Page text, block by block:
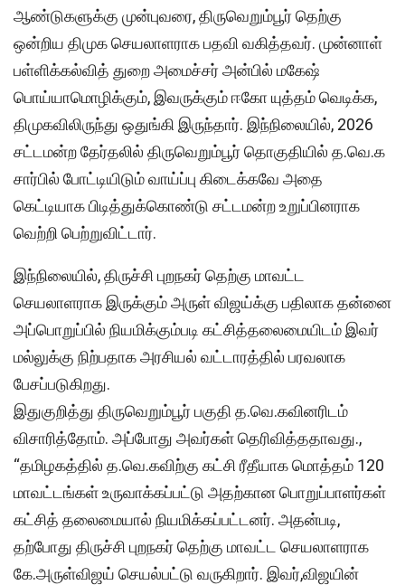
ஆண்டுகளுக்கு முன்புவரை, திருவெறும்பூர் தெற்கு
ஒன்றிய திமுக செயலாளராக பதவி வகித்தவர். முன்னாள்
பள்ளிக்கல்வித் துறை அமைச்சர் அன்பில் மகேஷ்
பொய்யாமொழிக்கும், இவருக்கும் ஈகோ யுத்தம் வெடிக்க,
திமுகவிலிருந்து ஒதுங்கி இருந்தார். இந்நிலையில், 2026
சட்டமன்ற தேர்தலில் திருவெறும்பூர் தொகுதியில் த.வெ.க
சார்பில் போட்டியிடும் வாய்ப்பு கிடைக்கவே அதை
கெட்டியாக பிடித்துக்கொண்டு சட்டமன்ற உறுப்பினராக
வெற்றி பெற்றுவிட்டார்.
இந்நிலையில், திருச்சி புறநகர் தெற்கு மாவட்ட
செயலாளராக இருக்கும் அருள் விஜய்க்கு பதிலாக தன்னை
அப்பொறுப்பில் நியமிக்கும்படி கட்சித்தலைமையிடம் இவர்
மல்லுக்கு நிற்பதாக அரசியல் வட்டாரத்தில் பரவலாக
பேசப்படுகிறது.
இதுகுறித்து திருவெறும்பூர் பகுதி த.வெ.கவினரிடம்
விசாரித்தோம். அப்போது அவர்கள் தெரிவித்ததாவது.,
“தமிழகத்தில் த.வெ.கவிற்கு கட்சி ரீதீயாக மொத்தம் 120
மாவட்டங்கள் உருவாக்கப்பட்டு அதற்கான பொறுப்பாளர்கள்
கட்சித் தலைமையால் நியமிக்கப்பட்டனர். அதன்படி,
தற்போது திருச்சி புறநகர் தெற்கு மாவட்ட செயலாளராக
கே.அருள்விஜய் செயல்பட்டு வருகிறார். இவர்,விஜயின்